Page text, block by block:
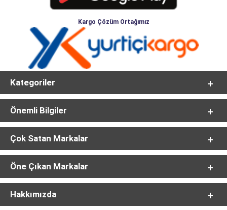
Kargo Çözüm Ortağımız
Kategoriler
Önemli Bilgiler
Çok Satan Markalar
Öne Çıkan Markalar
Hakkımızda